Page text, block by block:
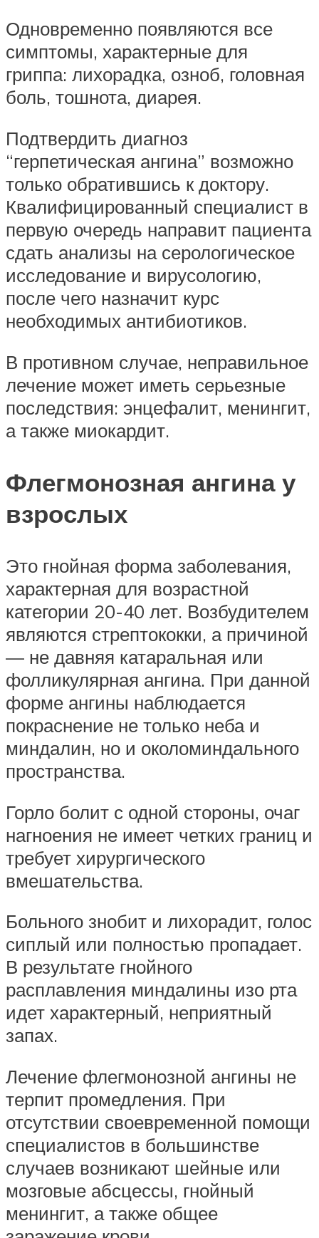
Одновременно появляются все
симптомы, характерные для
гриппа: лихорадка, озноб, головная
боль, тошнота, диарея.
Подтвердить диагноз
“герпетическая ангина” возможно
только обратившись к доктору.
Квалифицированный специалист в
первую очередь направит пациента
сдать анализы на серологическое
исследование и вирусологию,
после чего назначит курс
необходимых антибиотиков.
В противном случае, неправильное
лечение может иметь серьезные
последствия: энцефалит, менингит,
а также миокардит.
Флегмонозная ангина у
взрослых
Это гнойная форма заболевания,
характерная для возрастной
категории 20-40 лет. Возбудителем
являются стрептококки, а причиной
— не давняя катаральная или
фолликулярная ангина. При данной
форме ангины наблюдается
покраснение не только неба и
миндалин, но и околоминдального
пространства.
Горло болит с одной стороны, очаг
нагноения не имеет четких границ и
требует хирургического
вмешательства.
Больного знобит и лихорадит, голос
сиплый или полностью пропадает.
В результате гнойного
расплавления миндалины изо рта
идет характерный, неприятный
запах.
Лечение флегмонозной ангины не
терпит промедления. При
отсутствии своевременной помощи
специалистов в большинстве
случаев возникают шейные или
мозговые абсцессы, гнойный
менингит, а также общее